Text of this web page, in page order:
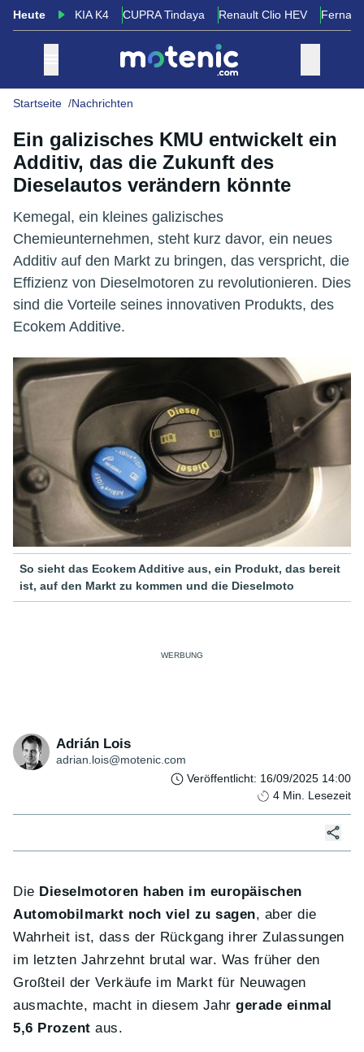
Heute KIA K4 CUPRA Tindaya Renault Clio HEV
Startseite Nachrichten
Ein galizisches KMU entwickelt ein
Additiv, das die Zukunft des
Dieselautos verändern könnte
Kemegal, ein kleines galizisches
Chemieunternehmen, steht kurz davor, ein neues
Additiv auf den Markt zu bringen, das verspricht, die
Effizienz von Dieselmotoren zu revolutionieren. Dies
sind die Vorteile seines innovativen Produkts, des
Ecokem Additive.
So sieht das Ecokem Additive aus, ein Produkt, das bereit
ist, auf den Markt zu kommen und die Dieselmoto
Adrián Lois
adrian.lois@motenic.com
Veröffentlicht: 16/09/2025 14:00
4 Min. Lesezeit
Die Dieselmotoren haben im europäischen
Automobilmarkt noch viel zu sagen, aber die
Wahrheit ist, dass der Rückgang ihrer Zulassungen
im letzten Jahrzehnt brutal war. Was früher den
Großteil der Verkäufe im Markt für Neuwagen
ausmachte, macht in diesem Jahrgerade einmal
5,6 Prozent aus.